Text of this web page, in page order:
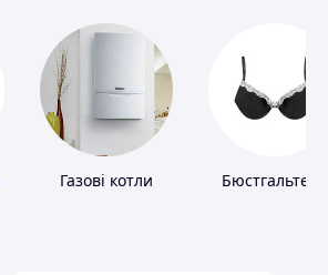
Газові котли Бюстгальтери